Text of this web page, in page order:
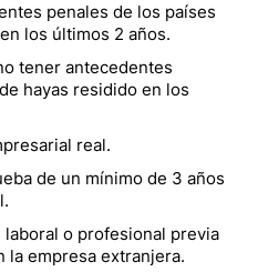
penales de los países
los últimos 2 años.
tener antecedentes
hayas residido en los
real.
de un mínimo de 3 años
laboral o profesional previa
la empresa extranjera.